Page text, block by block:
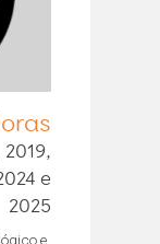
2019,
e
2025
e